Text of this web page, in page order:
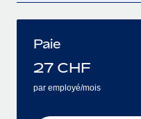
Paie
27 CHF
par employé/mois